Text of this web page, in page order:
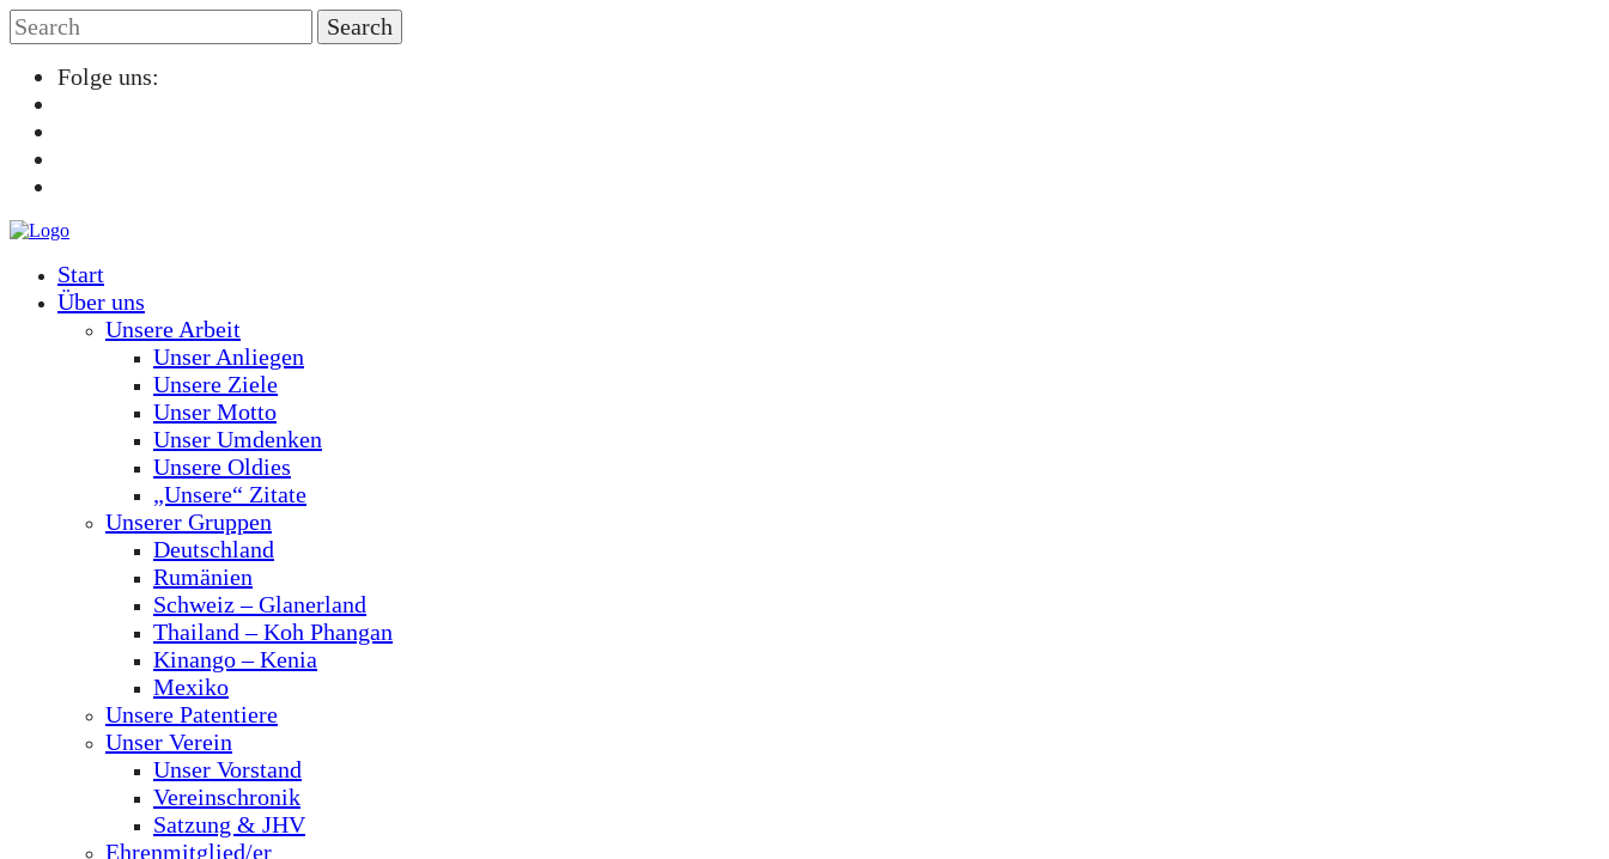
Folge uns:
Start
Über uns
Unsere Arbeit
Unser Anliegen
Unsere Ziele
Unser Motto
Unser Umdenken
Unsere Oldies
„Unsere“ Zitate
Unserer Gruppen
Deutschland
Rumänien
Schweiz – Glanerland
Thailand – Koh Phangan
Kinango – Kenia
Mexiko
Unsere Patentiere
Unser Verein
Unser Vorstand
Vereinschronik
Satzung & JHV
Ehrenmitglied/er